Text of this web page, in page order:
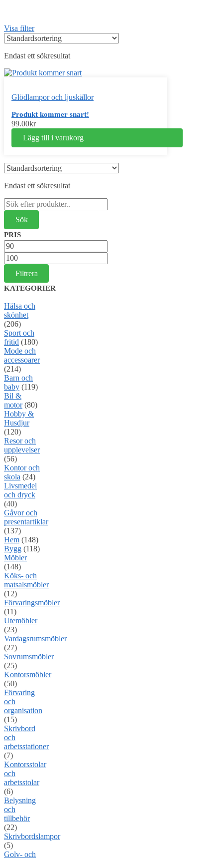
Visa filter
Endast ett sökresultat
Glödlampor och ljuskällor
Produkt kommer snart!
99.00kr
Lägg till i varukorg
Endast ett sökresultat
Sök
efter:
PRIS
Min
pris
Max
pris
Filtrera
KATEGORIER
Hälsa och
skönhet
(206)
Sport och
fritid (180)
Mode och
accessoarer
(214)
Barn och
baby (119)
Bil &
motor (80)
Hobby &
Husdjur
(120)
Resor och
upplevelser
(56)
Kontor och
skola (24)
Livsmedel
och dryck
(40)
Gåvor och
presentartiklar
(137)
Hem (148)
Bygg (118)
Möbler
(148)
Köks- och
matsalsmöbler
(12)
Förvaringsmöbler
(11)
Utemöbler
(23)
Vardagsrumsmöbler
(27)
Sovrumsmöbler
(25)
Kontorsmöbler
(50)
Förvaring
och
organisation
(15)
Skrivbord
och
arbetsstationer
(7)
Kontorsstolar
och
arbetsstolar
(6)
Belysning
och
tillbehör
(22)
Skrivbordslampor
(5)
Golv- och